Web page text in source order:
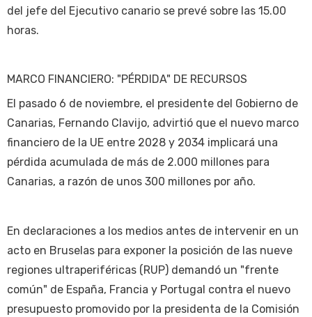
del jefe del Ejecutivo canario se prevé sobre las 15.00
horas.
MARCO FINANCIERO: "PÉRDIDA" DE RECURSOS
El pasado 6 de noviembre, el presidente del Gobierno de
Canarias, Fernando Clavijo, advirtió que el nuevo marco
financiero de la UE entre 2028 y 2034 implicará una
pérdida acumulada de más de 2.000 millones para
Canarias, a razón de unos 300 millones por año.
En declaraciones a los medios antes de intervenir en un
acto en Bruselas para exponer la posición de las nueve
regiones ultraperiféricas (RUP) demandó un "frente
común" de España, Francia y Portugal contra el nuevo
presupuesto promovido por la presidenta de la Comisión